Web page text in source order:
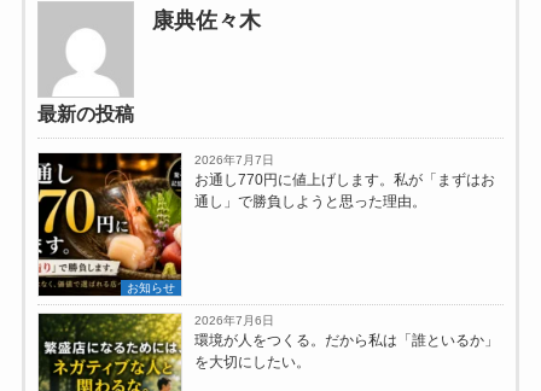
康典佐々木
最新の投稿
お知らせ
2026年7月7日
お通し770円に値上げします。私が「まずはお
通し」で勝負しようと思った理由。
2026年7月6日
環境が人をつくる。だから私は「誰といるか」
を大切にしたい。